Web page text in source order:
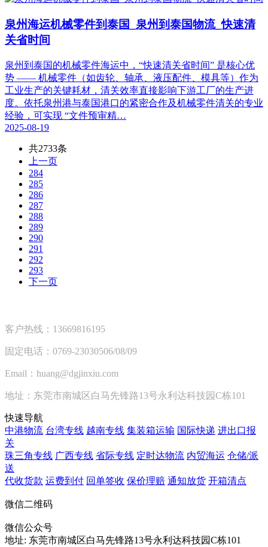
泉州海运机械零件到泰国_泉州到泰国物流_快速清
关省时间​
泉州到泰国的机械零件海运中，“快速清关省时间” 是核心优
势 —— 机械零件（如齿轮、轴承、液压配件、模具等）作为
工业生产的关键耗材，清关效率直接影响下游工厂的生产进
度。依托泉州港与泰国港口的紧密合作及机械零件清关的专业
经验，可实现 “文件预审精…
2025-08-19
共2733条
上一页
284
285
286
287
288
289
290
291
292
293
下一页
客户热线：13669816195
固定电话：0769-23030506/08/09
Email：huang@dgjinxiu.com
地址：东莞市南城区白马先锋路13号永利达科技园C栋101
快速导航
中港物流 台湾专线 越南专线 集装箱运输 国际快递 进出口报
关
珠三角专线 广西专线 省际专线 定时达物流 内贸海运 仓储/派
送
代收货款 运费到付 回单签收 保价理赔 通知放货 开箱清点
微信二维码
微信公众号
地址: 东莞市南城区白马先锋路13号永利达科技园C栋101